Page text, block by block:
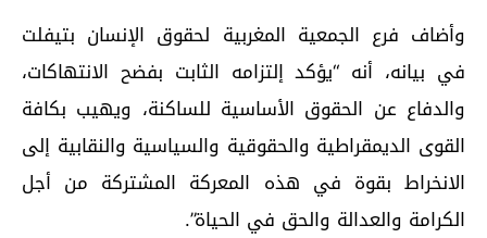
وأضاف فرع الجمعية المغربية لحقوق الإنسان بتيفلت
في بيانه، أنه “يؤكد إلتزامه الثابت بفضح الانتهاكات،
والدفاع عن الحقوق الأساسية للساكنة، ويهيب بكافة
القوى الديمقراطية والحقوقية والسياسية والنقابية إلى
الانخراط بقوة في هذه المعركة المشتركة من أجل
الكرامة والعدالة والحق في الحياة”.